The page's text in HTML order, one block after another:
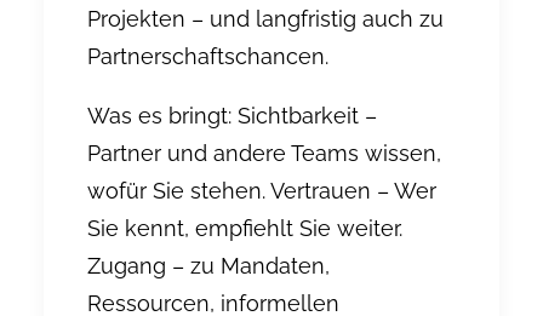
Projekten – und langfristig auch zu
Partnerschaftschancen.
Was es bringt: Sichtbarkeit –
Partner und andere Teams wissen,
wofür Sie stehen. Vertrauen – Wer
Sie kennt, empfiehlt Sie weiter.
Zugang – zu Mandaten,
Ressourcen, informellen